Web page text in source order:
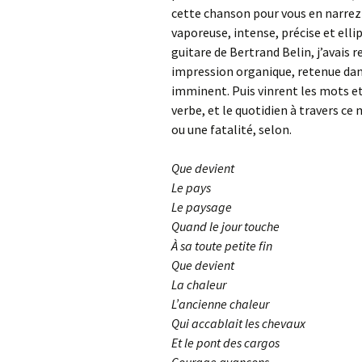
cette chanson pour vous en
vaporeuse, intense, précise et
guitare de Bertrand Belin, j’avais
impression organique, retenue
imminent. Puis vinrent les mots
verbe, et le quotidien à travers ce
ou une fatalité, selon.
Que devient
Le pays
Le paysage
Quand le jour touche
À sa toute petite fin
Que devient
La chaleur
L’ancienne chaleur
Qui accablait les chevaux
Et le pont des cargos